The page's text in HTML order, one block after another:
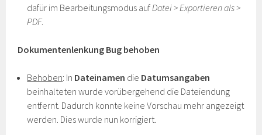
dafür im Bearbeitungsmodus aufDatei > Exportieren als >
PDF.
Dokumentenlenkung Bug behoben
Behoben: In Dateinamen die Datumsangaben
beinhalteten wurde vorübergehend die Dateiendung
entfernt. Dadurch konnte keine Vorschau mehr angezeigt
werden. Dies wurde nun korrigiert.